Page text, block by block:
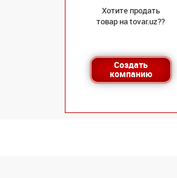
Хотите продать
товар на tovar.uz??
Создать
компанию